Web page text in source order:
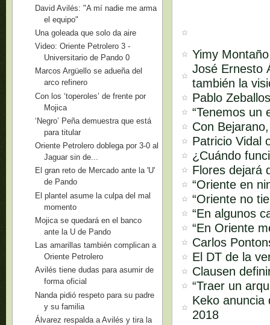
Yimy
José Ernesto
también la
Pablo
“Tenemos un
Con
Patricio Vidal
¿Cuándo
Flores dejará
“Oriente en
“Oriente no
“En algunos
“En Oriente
Carlos
El DT de la
Clausen
“Traer un
Keko anuncia
2018
David Avilés: "A mí nadie me arma
el equipo"
Una goleada que solo da aire
Video: Oriente Petrolero 3 -
Universitario de Pando 0
Marcos Argüello se adueña del
arco refinero
Con los ‘toperoles’ de frente por
Mojica
‘Negro’ Peña demuestra que está
para titular
Oriente Petrolero doblega por 3-0 al
Jaguar sin de...
El gran reto de Mercado ante la 'U'
de Pando
El plantel asume la culpa del mal
momento
Mojica se quedará en el banco
ante la U de Pando
Las amarillas también complican a
Oriente Petrolero
Avilés tiene dudas para asumir de
forma oficial
Nanda pidió respeto para su padre
y su familia
Álvarez respalda a Avilés y tira la